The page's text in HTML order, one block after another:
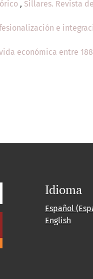
, Sillares. Revista
e
económica entre
Idioma
Español
English